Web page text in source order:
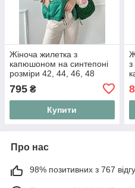
Жіноча жилетка з
капюшоном на синтепоні
розміри 42, 44, 46, 48
795 ₴
Купити
з
Про нас
98% позитивних з 767